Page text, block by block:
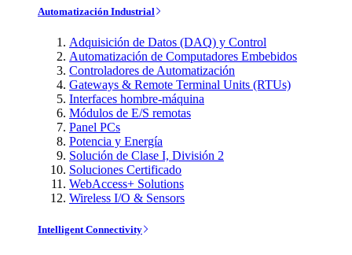
Automatización Industrial
Adquisición de Datos (DAQ) y Control
Automatización de Computadores Embebidos
Controladores de Automatización
Gateways & Remote Terminal Units (RTUs)
Interfaces hombre-máquina
Módulos de E/S remotas
Panel PCs
Potencia y Energía
Solución de Clase I, División 2
Soluciones Certificado
WebAccess+ Solutions
Wireless I/O & Sensors
Intelligent Connectivity